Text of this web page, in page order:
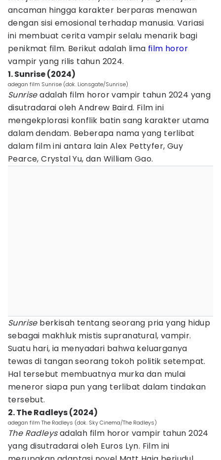
ancaman hingga karakter berparas menawan
dengan sisi emosional terhadap manusia. Variasi
ini membuat cerita vampir selalu menarik bagi
penikmat film. Berikut adalah lima film horor
vampir yang rilis tahun 2024.
1. Sunrise (2024)
adegan film Sunrise (dok. Lionsgate/Sunrise)
Sunriseadalah film horor vampir tahun 2024 yang
disutradarai oleh Andrew Baird. Film ini
mengekplorasi konflik batin sang karakter utama
dalam dendam. Beberapa nama yang terlibat
dalam film ini antara lain Alex Pettyfer, Guy
Pearce, Crystal Yu, dan William Gao.
Sunriseberkisah tentang seorang pria yang hidup
sebagai makhluk mistis supranatural, vampir.
Suatu hari, ia menyadari bahwa keluarganya
tewas di tangan seorang tokoh politik setempat.
Hal tersebut membuatnya murka dan mulai
meneror siapa pun yang terlibat dalam tindakan
tersebut.
2. The Radleys (2024)
adegan film The Radleys (dok. Sky Cinema/The Radleys)
The Radleysadalah film horor vampir tahun 2024
yang disutradarai oleh Euros Lyn. Film ini